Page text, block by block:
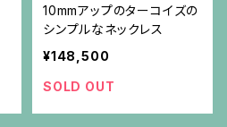
10mmアップのターコイズの
シンプルなネックレス
¥148,500
SOLD OUT